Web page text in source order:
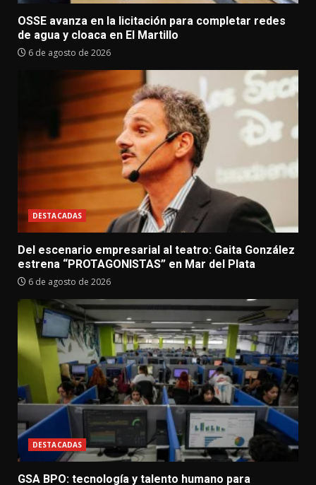
OSSE avanza en la licitación para completar redes
de agua y cloaca en El Martillo
6 de agosto de 2026
DESTACADAS
Del escenario empresarial al teatro: Gaita González
estrena “PROTAGONISTAS” en Mar del Plata
6 de agosto de 2026
DESTACADAS
GSA BPO: tecnología y talento humano para